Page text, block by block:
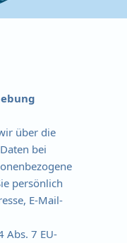
über die
bei
persönlich
E-Mail-
Abs. 7 EU-